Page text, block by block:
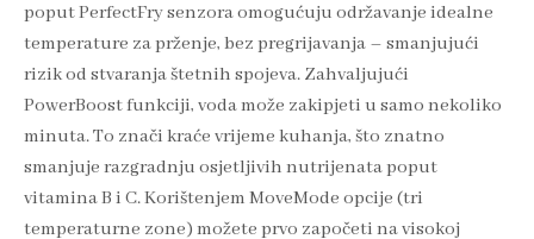
poput PerfectFry senzora omogućuju održavanje idealne
temperature za prženje, bez pregrijavanja – smanjujući
rizik od stvaranja štetnih spojeva. Zahvaljujući
PowerBoost funkciji, voda može zakipjeti u samo nekoliko
minuta. To znači kraće vrijeme kuhanja, što znatno
smanjuje razgradnju osjetljivih nutrijenata poput
vitamina B i C. Korištenjem MoveMode opcije (tri
temperaturne zone) možete prvo započeti na visokoj